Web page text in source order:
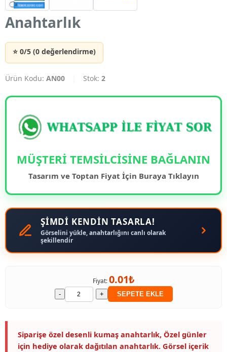
Anahtarlık
⭐ 0/5 (0 değerlendirme)
Ürün Kodu: AN00 Stok: 2
MÜŞTERİ TEMSİLCİSİNE BAĞLANIN
Tasarım ve Toptan Fiyat İçin Buraya Tıklayın
ŞİMDİ KENDİN TASARLA!
Görselini yükle, anahtarlığını canlı olarak
şekillendir
Fiyat:0.01₺
- + SEPETE EKLE
Siparişe özel desenli kumaş anahtarlık, Özel günler
için hediye olarak dağıtılan anahtarlık. Görsel içerik